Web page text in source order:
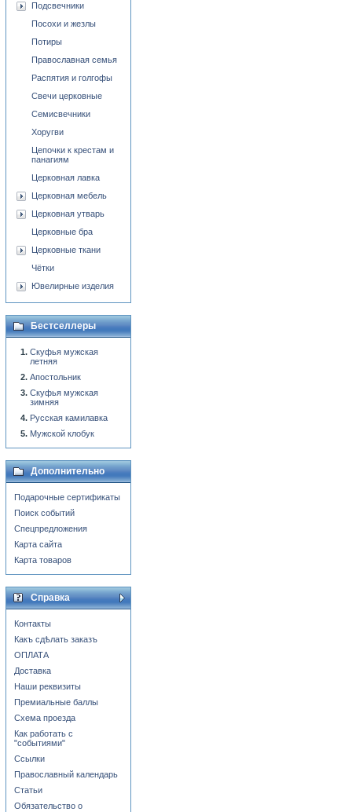
Подсвечники
Посохи и жезлы
Потиры
Православная семья
Распятия и голгофы
Свечи церковные
Семисвечники
Хоругви
Цепочки к крестам и
панагиям
Церковная лавка
Церковная мебель
Церковная утварь
Церковные бра
Церковные ткани
Чётки
Ювелирные изделия
Бестселлеры
Скуфья мужская
летняя
Апостольник
Скуфья мужская
зимняя
Русская камилавка
Мужской клобук
Дополнительно
Подарочные сертификаты
Поиск событий
Спецпредложения
Карта сайта
Карта товаров
Справка
Контакты
Какъ сдѣлать заказъ
ОПЛАТА
Доставка
Наши реквизиты
Премиальные баллы
Схема проезда
Как работать с
"событиями"
Ссылки
Православный календарь
Статьи
Обязательство о